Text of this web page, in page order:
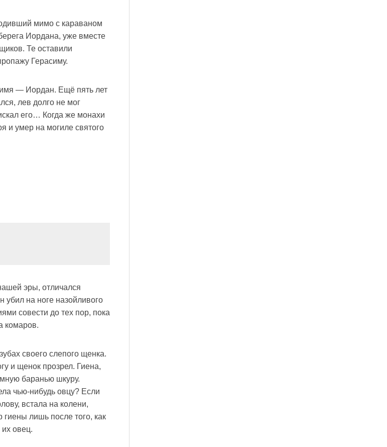
мимо с караваном
Иордана, уже вместе
Те оставили
Герасиму.
имя — Иордан. Ещё пять лет
лев долго не мог
его… Когда же монахи
и умер на могиле святого
эры, отличался
убил на ноге назойливого
совести до тех пор, пока
комаров.
своего слепого щенка.
и щенок прозрел. Гиена,
баранью шкуру.
чью-нибудь овцу? Если
встала на колени,
гиены лишь после того, как
овец.